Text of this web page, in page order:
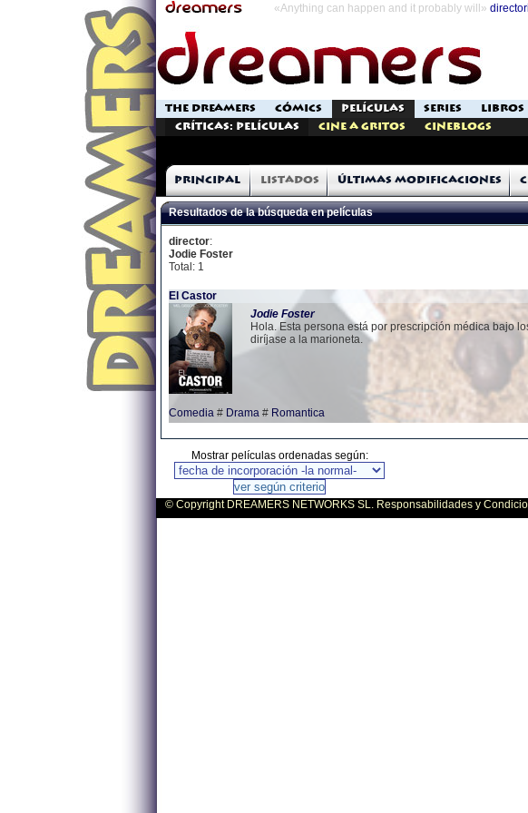
«Anything can happen and it probably will»
THE DREAMERS CÓMICS PELÍCULAS SERIES LIBROS
Críticas: Películas
Cine a Gritos Cineblogs
Principal Listados Últimas modificaciones
Resultados de la búsqueda en películas
director:
Jodie Foster
Total: 1
El Castor
Jodie Foster
Hola. Esta persona está por prescripción médica bajo
diríjase a la marioneta.
Comedia # Drama # Romantica
Mostrar películas ordenadas según:
© Copyright DREAMERS NETWORKS SL. Responsabilidades y